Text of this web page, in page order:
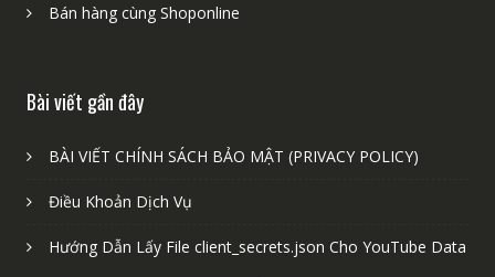
Bán hàng cùng Shoponline
Bài viết gần đây
BÀI VIẾT CHÍNH SÁCH BẢO MẬT (PRIVACY POLICY)
Điều Khoản Dịch Vụ
Hướng Dẫn Lấy File client_secrets.json Cho YouTube Data